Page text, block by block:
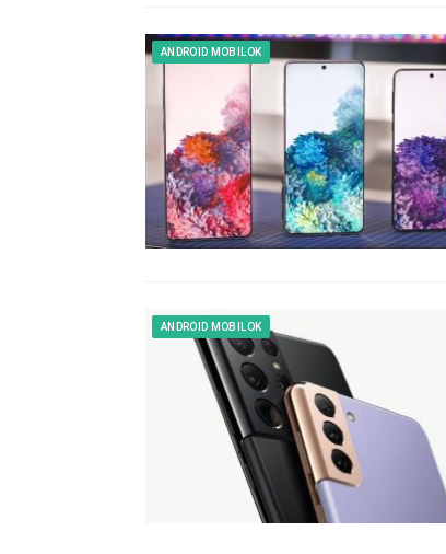
ANDROID MOBILOK
ANDROID MOBILOK